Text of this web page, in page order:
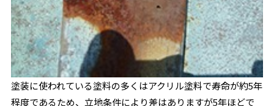
塗装に使われている塗料の多くはアクリル塗料で寿命が約5年
程度であるため、立地条件により差はありますが5年ほどで